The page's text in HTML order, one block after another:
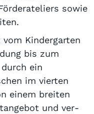
sowie
Kinder­garten
bis zum
ein
im vierten
einem breiten
und ver­